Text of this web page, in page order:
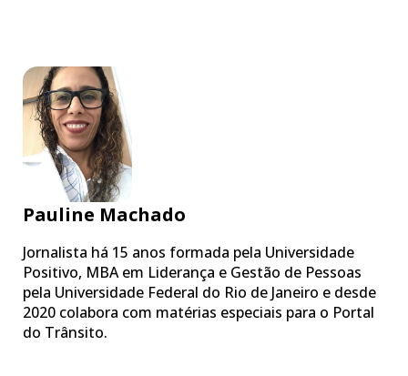
Pauline Machado
Jornalista há 15 anos formada pela Universidade
Positivo, MBA em Liderança e Gestão de Pessoas
pela Universidade Federal do Rio de Janeiro e desde
2020 colabora com matérias especiais para o Portal
do Trânsito.